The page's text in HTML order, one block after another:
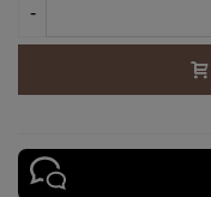
-